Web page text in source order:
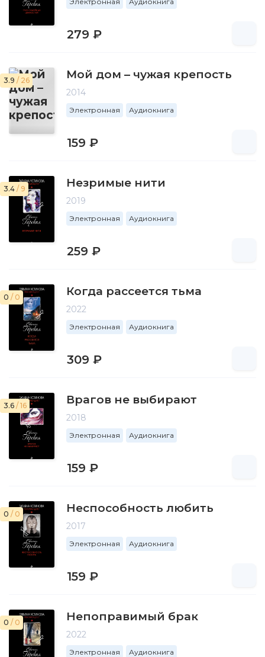
279 ₽
3.9 / 26 Мой дом – чужая крепость
2014
Электронная Аудиокнига
159 ₽
3.4 / 9 Незримые нити
2019
Электронная Аудиокнига
259 ₽
0 / 0 Когда рассеется тьма
2022
Электронная Аудиокнига
309 ₽
3.6 / 16 Врагов не выбирают
2018
Электронная Аудиокнига
159 ₽
0 / 0 Неспособность любить
2017
Электронная Аудиокнига
159 ₽
0 / 0 Непоправимый брак
2022
Электронная Аудиокнига